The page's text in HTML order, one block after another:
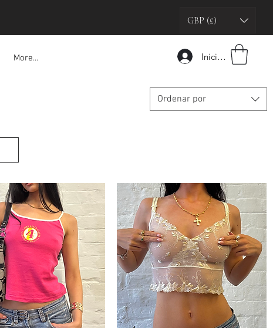
GBP (£)
More... Iniciar sesión
Ordenar por